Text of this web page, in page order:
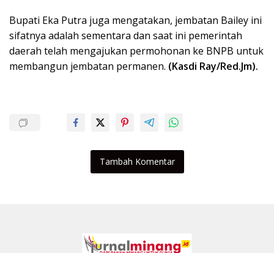
Bupati Eka Putra juga mengatakan, jembatan Bailey ini
sifatnya adalah sementara dan saat ini pemerintah
daerah telah mengajukan permohonan ke BNPB untuk
membangun jembatan permanen. (Kasdi Ray/Red.Jm).
Tambah Komentar